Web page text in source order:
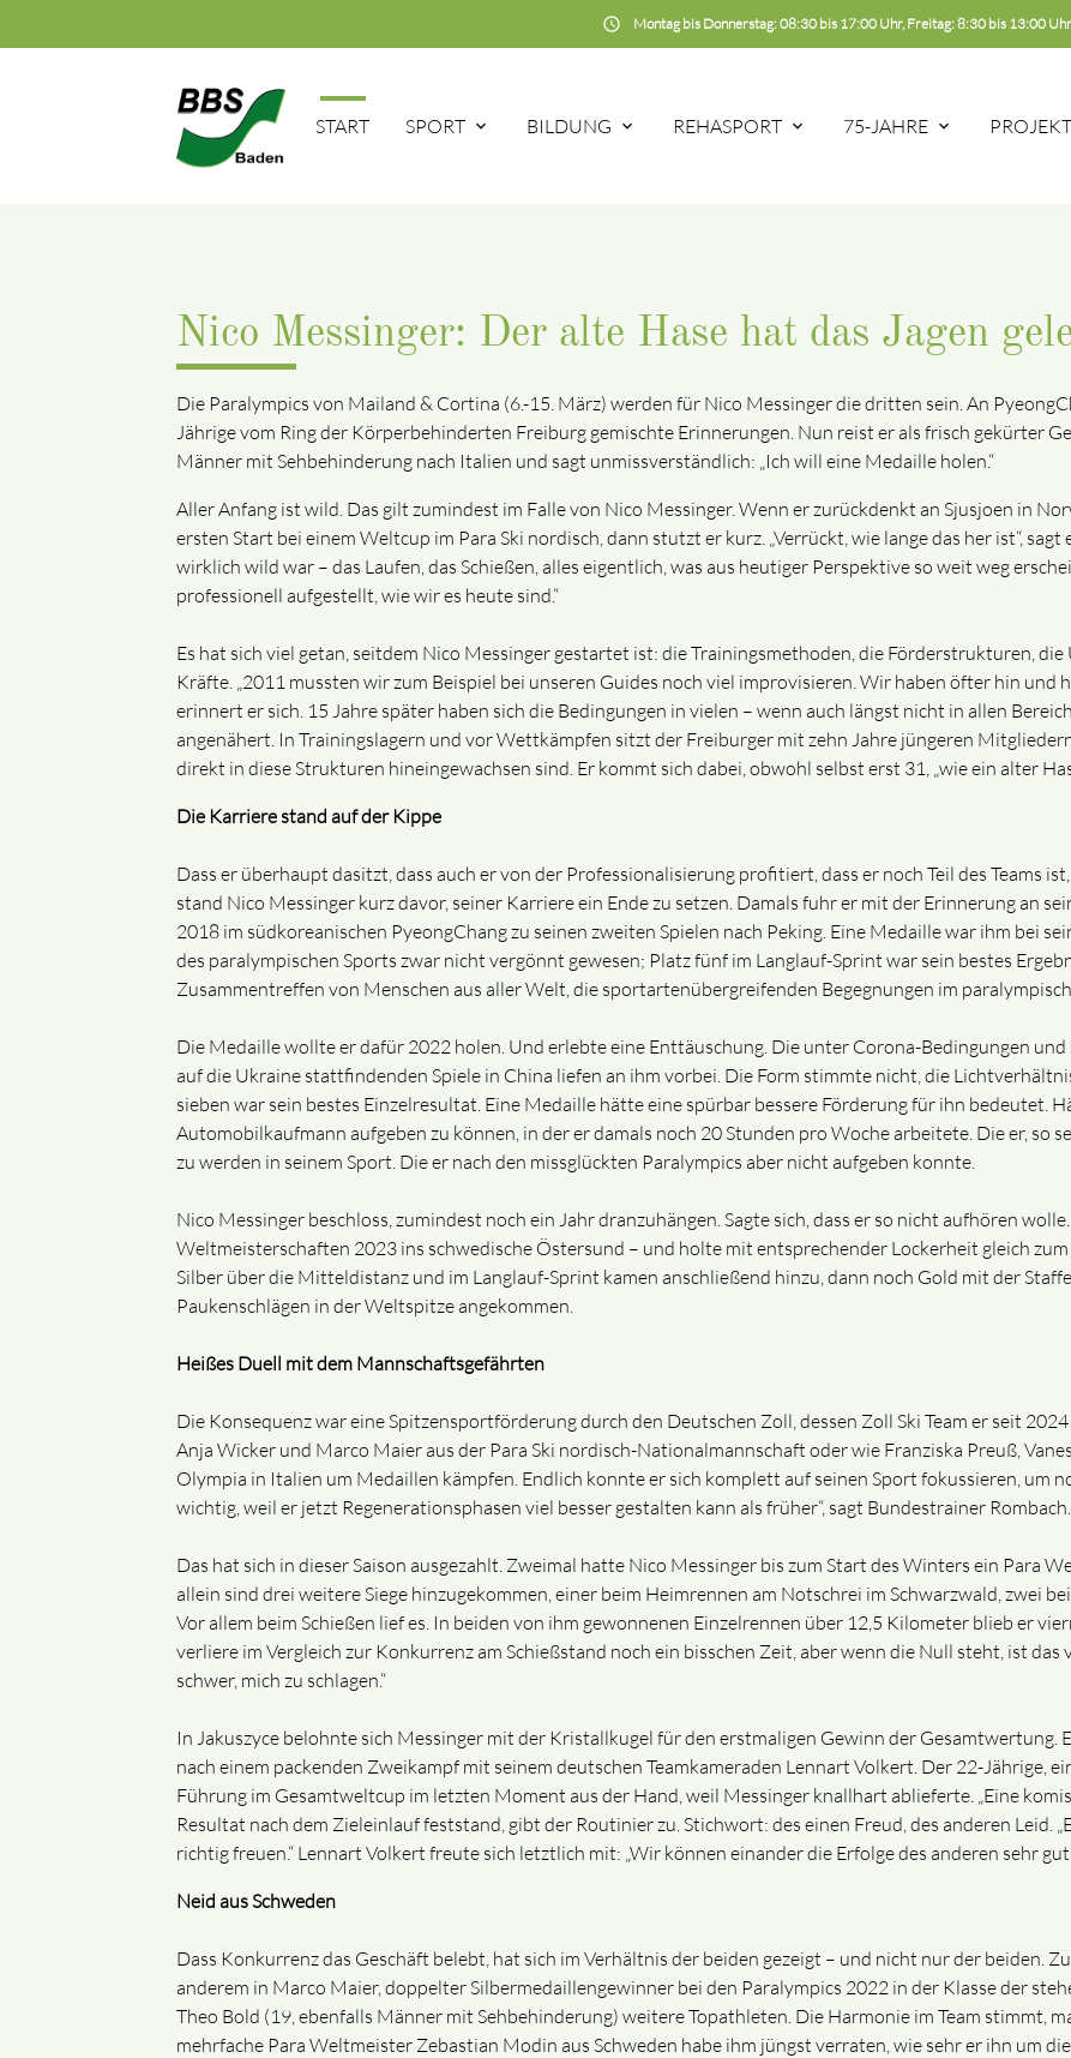
schedule Montag bis Donnerstag: 08:30 bis 17:00 Uhr, Freitag: 8:30 bis 13:00 Uhr
START SPORT BILDUNG REHASPORT 75-JAHRE
Nico Messinger: Der alte Hase hat das Jagen
Die Paralympics von Mailand & Cortina (6.-15. März) werden für Nico Messinger die dritten sein. An
Jährige vom Ring der Körperbehinderten Freiburg gemischte Erinnerungen. Nun reist er als frisch gekürter
Männer mit Sehbehinderung nach Italien und sagt unmissverständlich: „Ich will eine Medaille holen.“
Aller Anfang ist wild. Das gilt zumindest im Falle von Nico Messinger. Wenn er zurückdenkt an Sjusjoen in
ersten Start bei einem Weltcup im Para Ski nordisch, dann stutzt er kurz. „Verrückt, wie lange das her ist“, sagt
wirklich wild war – das Laufen, das Schießen, alles eigentlich, was aus heutiger Perspektive so weit weg
professionell aufgestellt, wie wir es heute sind.“
Es hat sich viel getan, seitdem Nico Messinger gestartet ist: die Trainingsmethoden, die Förderstrukturen,
Kräfte. „2011 mussten wir zum Beispiel bei unseren Guides noch viel improvisieren. Wir haben öfter hin und
erinnert er sich. 15 Jahre später haben sich die Bedingungen in vielen – wenn auch längst nicht in allen
angenähert. In Trainingslagern und vor Wettkämpfen sitzt der Freiburger mit zehn Jahre jüngeren
direkt in diese Strukturen hineingewachsen sind. Er kommt sich dabei, obwohl selbst erst 31, „wie ein alter
Die Karriere stand auf der Kippe
Dass er überhaupt dasitzt, dass auch er von der Professionalisierung profitiert, dass er noch Teil des Teams
stand Nico Messinger kurz davor, seiner Karriere ein Ende zu setzen. Damals fuhr er mit der Erinnerung an
2018 im südkoreanischen PyeongChang zu seinen zweiten Spielen nach Peking. Eine Medaille war ihm bei
des paralympischen Sports zwar nicht vergönnt gewesen; Platz fünf im Langlauf-Sprint war sein bestes
Zusammentreffen von Menschen aus aller Welt, die sportartenübergreifenden Begegnungen im
Die Medaille wollte er dafür 2022 holen. Und erlebte eine Enttäuschung. Die unter Corona-Bedingungen
auf die Ukraine stattfindenden Spiele in China liefen an ihm vorbei. Die Form stimmte nicht, die
sieben war sein bestes Einzelresultat. Eine Medaille hätte eine spürbar bessere Förderung für ihn bedeutet.
Automobilkaufmann aufgeben zu können, in der er damals noch 20 Stunden pro Woche arbeitete. Die er, so
zu werden in seinem Sport. Die er nach den missglückten Paralympics aber nicht aufgeben konnte.
Nico Messinger beschloss, zumindest noch ein Jahr dranzuhängen. Sagte sich, dass er so nicht aufhören
Weltmeisterschaften 2023 ins schwedische Östersund – und holte mit entsprechender Lockerheit gleich
Silber über die Mitteldistanz und im Langlauf-Sprint kamen anschließend hinzu, dann noch Gold mit der
Paukenschlägen in der Weltspitze angekommen.
Heißes Duell mit dem Mannschaftsgefährten
Die Konsequenz war eine Spitzensportförderung durch den Deutschen Zoll, dessen Zoll Ski Team er seit
Anja Wicker und Marco Maier aus der Para Ski nordisch-Nationalmannschaft oder wie Franziska Preuß,
Olympia in Italien um Medaillen kämpfen. Endlich konnte er sich komplett auf seinen Sport fokussieren, um
wichtig, weil er jetzt Regenerationsphasen viel besser gestalten kann als früher“, sagt Bundestrainer Rombach.
Das hat sich in dieser Saison ausgezahlt. Zweimal hatte Nico Messinger bis zum Start des Winters ein Para
allein sind drei weitere Siege hinzugekommen, einer beim Heimrennen am Notschrei im Schwarzwald, zwei
Vor allem beim Schießen lief es. In beiden von ihm gewonnenen Einzelrennen über 12,5 Kilometer blieb er
verliere im Vergleich zur Konkurrenz am Schießstand noch ein bisschen Zeit, aber wenn die Null steht, ist
schwer, mich zu schlagen.“
In Jakuszyce belohnte sich Messinger mit der Kristallkugel für den erstmaligen Gewinn der Gesamtwertung.
nach einem packenden Zweikampf mit seinem deutschen Teamkameraden Lennart Volkert. Der 22-Jährige,
Führung im Gesamtweltcup im letzten Moment aus der Hand, weil Messinger knallhart ablieferte. „Eine
Resultat nach dem Zieleinlauf feststand, gibt der Routinier zu. Stichwort: des einen Freud, des anderen Leid.
richtig freuen.“ Lennart Volkert freute sich letztlich mit: „Wir können einander die Erfolge des anderen sehr gut
Neid aus Schweden
Dass Konkurrenz das Geschäft belebt, hat sich im Verhältnis der beiden gezeigt – und nicht nur der beiden.
anderem in Marco Maier, doppelter Silbermedaillengewinner bei den Paralympics 2022 in der Klasse der
Theo Bold (19, ebenfalls Männer mit Sehbehinderung) weitere Topathleten. Die Harmonie im Team stimmt,
mehrfache Para Weltmeister Zebastian Modin aus Schweden habe ihm jüngst verraten, wie sehr er ihn um